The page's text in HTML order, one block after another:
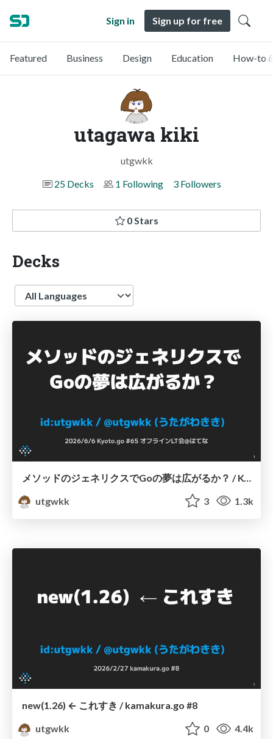
Sign in Sign up for free
Featured Business Design Education How-to
utagawa kiki
utgwkk
25 Decks
1 Following 3 Followers
0 Stars
Decks
Language
utgwkk
3 1.3k
new(1.26) ← これすき / kamakura.go #8
utgwkk
0 4.4k